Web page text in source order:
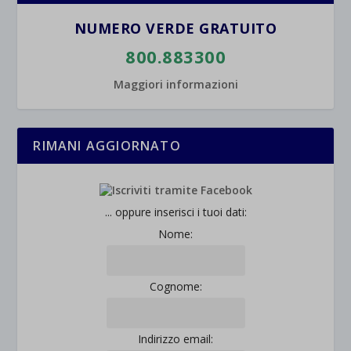
NUMERO VERDE GRATUITO
800.883300
Maggiori informazioni
RIMANI AGGIORNATO
... oppure inserisci i tuoi dati:
Nome:
Cognome:
Indirizzo email:
wpc*